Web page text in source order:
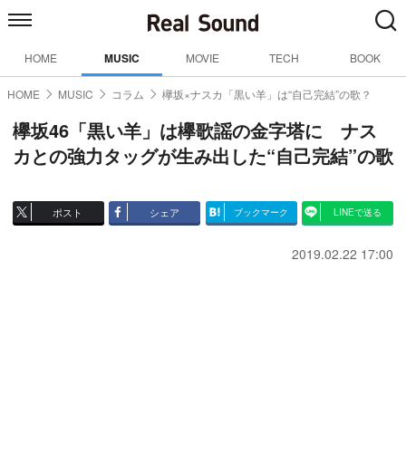
HOME MUSIC MOVIE TECH BOOK
HOME MUSIC コラム 欅坂×ナスカ「黒い羊」は“自己完結”の歌？
欅坂46「黒い羊」は欅歌謡の金字塔に ナス
カとの強力タッグが生み出した“自己完結”の歌
ポスト シェア ブックマーク LINEで送る
2019.02.22 17:00